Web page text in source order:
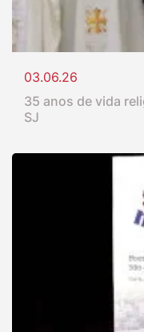
03.06.26
35 anos de vida
SJ